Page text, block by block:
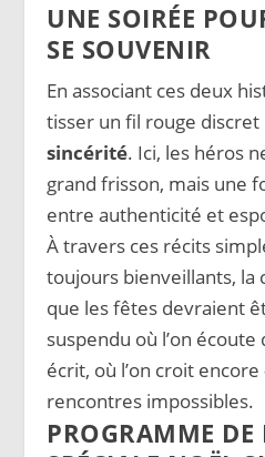
UNE SOIRÉE
SE SOUVENIR
En associant ces deux
tisser un fil rouge discret
sincérité. Ici, les héros
grand frisson, mais une
entre authenticité et
À travers ces récits
toujours bienveillants, la
que les fêtes devraient
suspendu où l’on écoute
écrit, où l’on croit
rencontres impossibles.
PROGRAMME DE